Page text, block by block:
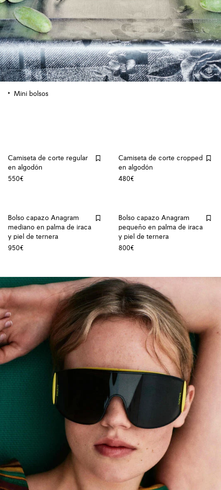
Mini bolsos
Camiseta de corte regular
en algodón
550€
Camiseta de corte cropped
en algodón
480€
Bolso capazo Anagram
mediano en palma de iraca
y piel de ternera
950€
Bolso capazo Anagram
pequeño en palma de iraca
y piel de ternera
800€